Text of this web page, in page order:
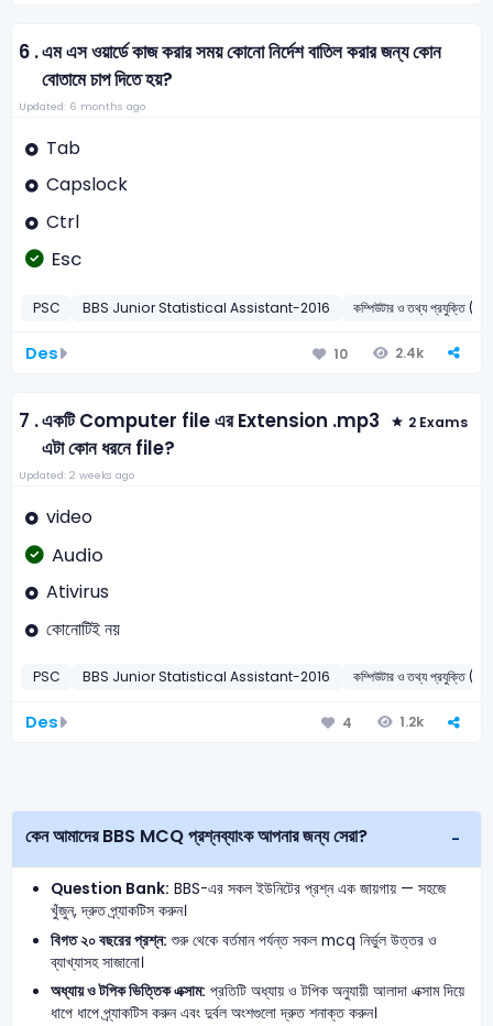
6 .এম এস ওয়ার্ডে কাজ করার সময় কোনো নির্দেশ বাতিল করার জন্য কোন
বোতামে চাপ দিতে হয়?
Updated: 6 months ago
Tab
Capslock
Ctrl
Esc
PSC BBS Junior Statistical Assistant-2016 কম্পিউটার ও তথ্য প্রযুক্তি
Des 10 2.4k
7 .একটি Computer file এর Extension .mp3
এটা কোন ধরনে file?
2 Exams
Updated: 2 weeks ago
video
Audio
Ativirus
কোনোটিই নয়
PSC BBS Junior Statistical Assistant-2016 কম্পিউটার ও তথ্য প্রযুক্তি
Des 4 1.2k
কেন আমাদের BBS MCQ প্রশ্নব্যাংক আপনার জন্য সেরা?
Question Bank: BBS-এর সকল ইউনিটের প্রশ্ন এক জায়গায় — সহজে
খুঁজুন, দ্রুত প্র্যাকটিস করুন।
বিগত ২০ বছরের প্রশ্ন: শুরু থেকে বর্তমান পর্যন্ত সকল mcq নির্ভুল উত্তর ও
ব্যাখ্যাসহ সাজানো।
অধ্যায় ও টপিক ভিত্তিক এক্সাম: প্রতিটি অধ্যায় ও টপিক অনুযায়ী আলাদা এক্সাম দিয়ে
ধাপে ধাপে প্র্যাকটিস করুন এবং দুর্বল অংশগুলো দ্রুত শনাক্ত করুন।